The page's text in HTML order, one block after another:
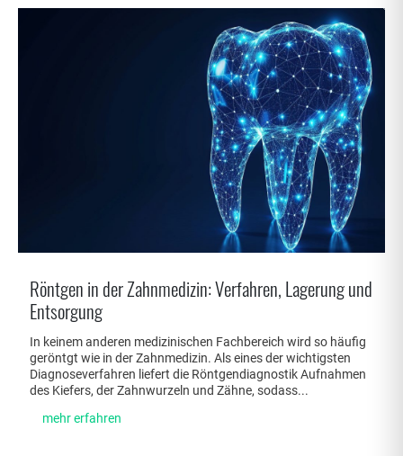
Röntgen in der Zahnmedizin: Verfahren, Lagerung und
Entsorgung
In keinem anderen medizinischen Fachbereich wird so häufig
geröntgt wie in der Zahnmedizin. Als eines der wichtigsten
Diagnoseverfahren liefert die Röntgendiagnostik Aufnahmen
des Kiefers, der Zahnwurzeln und Zähne, sodass...
mehr erfahren